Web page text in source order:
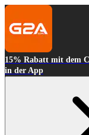
15% Rabatt mit dem
in der App